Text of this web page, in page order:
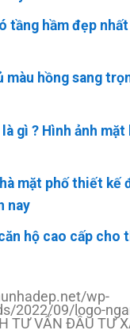
tầng hầm đẹp
màu hồng sang
gì ? Hình ảnh
mặt phố thiết kế
nay
hộ cao cấp cho
TƯ VẤN ĐẦU TƯ